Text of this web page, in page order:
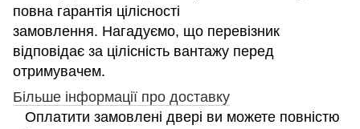
повна гарантія цілісності
замовлення. Нагадуємо, що перевізник
відповідає за цілісність вантажу перед
отримувачем.
Більше інформації про доставку
Оплатити замовлені двері ви можете повністю